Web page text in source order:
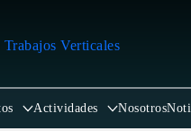
Actividades Nosotros